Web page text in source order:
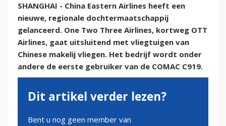
SHANGHAI - China Eastern Airlines heeft een
nieuwe, regionale dochtermaatschappij
gelanceerd. One Two Three Airlines, kortweg OTT
Airlines, gaat uitsluitend met vliegtuigen van
Chinese makelij vliegen. Het bedrijf wordt onder
andere de eerste gebruiker van de COMAC C919.
Dit artikel verder lezen?
Bent u nog geen member van